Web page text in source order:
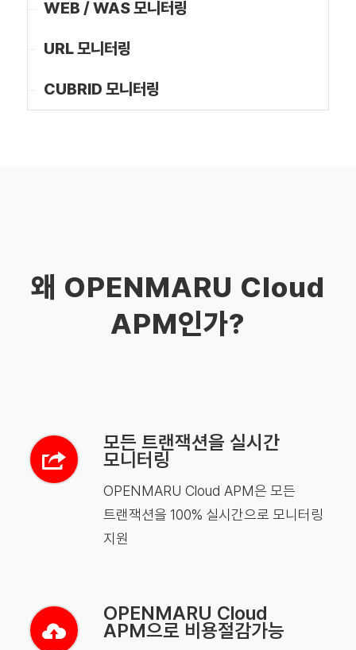
WEB / WAS 모니터링
URL 모니터링
CUBRID 모니터링
왜 OPENMARU Cloud
APM인가?
모든 트랜잭션을 실시간
모니터링
OPENMARU Cloud APM은 모든
트랜잭션을 100% 실시간으로 모니터링
지원
OPENMARU Cloud
APM으로 비용절감가능